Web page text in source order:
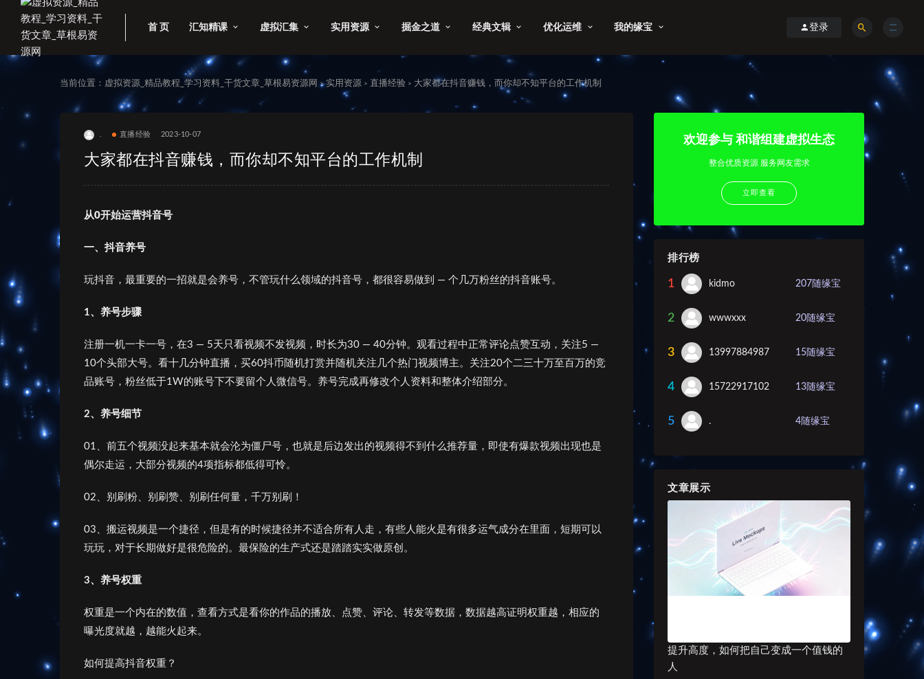
首 页 汇知精课 虚拟汇集 实用资源 掘金之道 经典文辑 优化运维 我的缘宝 登录
当前位置： 虚拟资源_精品教程_学习资料_干货文章_草根易资源网 > 实用资源 > 直播经验 > 大家都在抖音赚钱，而你却不知平台的工作机制
直播经验 2023-10-07
大家都在抖音赚钱，而你却不知平台的工作机制
从0开始运营抖音号
一、抖音养号
玩抖音，最重要的一招就是会养号，不管玩什么领域的抖音号，都很容易做到 — 个几万粉丝的抖音账号。
1、 养号步骤
注册一机一卡一号，在3 — 5天只看视频不发视频，时长为30 — 40分钟。观看过程中正常评论点赞互动，关注5 —
10个头部大号。看十几分钟直播，买60抖币随机打赏并随机关注几个热门视频博主。关注20个二三十万至百万的竞
品账号，粉丝低于1W的账号下不要留个人微信号。养号完成再修改个人资料和整体介绍部分。
2、 养号细节
01、前五个视频没起来基本就会沦为僵尸号，也就是后边发出的视频得不到什么推荐量，即使有爆款视频出现也是
偶尔走运，大部分视频的4项指标都低得可怜。
02、别刷粉、别刷赞、别刷任何量，千万别刷！
03、搬运视频是一个捷径，但是有的时候捷径并不适合所有人走，有些人能火是有很多运气成分在里面，短期可以
玩玩，对于长期做好是很危险的。最保险的生产式还是踏踏实实做原创。
3、养号权重
权重是一个内在的数值，查看方式是看你的作品的播放、点赞、评论、转发等数据，数据越高证明权重越，相应的
曝光度就越，越能火起来。
如何提高抖音权重？
欢迎参与 和谐组建虚拟生态
整合优质资源 服务网友需求
立即查看
排行榜
1 kidmo 207 随缘宝
2 wwwxxx 20随缘宝
3 13997884987 15随缘宝
4 15722917102 13随缘宝
5 . 4随缘宝
文章展示
提升高度，如何把自己变成一个值钱的
人